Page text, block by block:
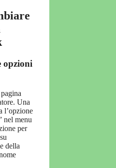
opzioni
Una
l’opzione
nel menu
per
della